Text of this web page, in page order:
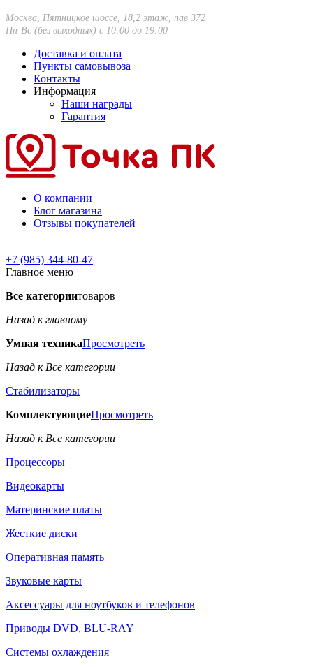
Москва, Пятницкое шоссе, 18,2 этаж, пав 372
Пн-Вс (без выходных) с 10:00 до 19:00
Доставка и оплата
Пункты самовывоза
Контакты
Информация
Наши награды
Гарантия
О компании
Блог магазина
Отзывы покупателей
+7 (985) 344-80-47
Главное меню
Все категориитоваров
Назад к главному
Умная техникаПросмотреть
Назад к Все категории
Стабилизаторы
КомплектующиеПросмотреть
Назад к Все категории
Процессоры
Видеокарты
Материнские платы
Жесткие диски
Оперативная память
Звуковые карты
Аксессуары для ноутбуков и телефонов
Приводы DVD, BLU-RAY
Системы охлаждения